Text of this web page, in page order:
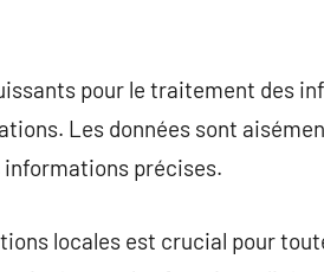
pour le traitement des
Les données sont
informations précises.
locales est crucial pour